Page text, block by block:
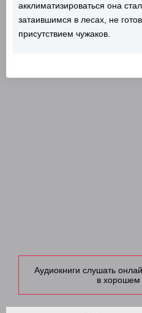
акклиматизироваться она
затаившимся в лесах, не
присутствием чужаков.
Аудиокниги слушать
в хорошем